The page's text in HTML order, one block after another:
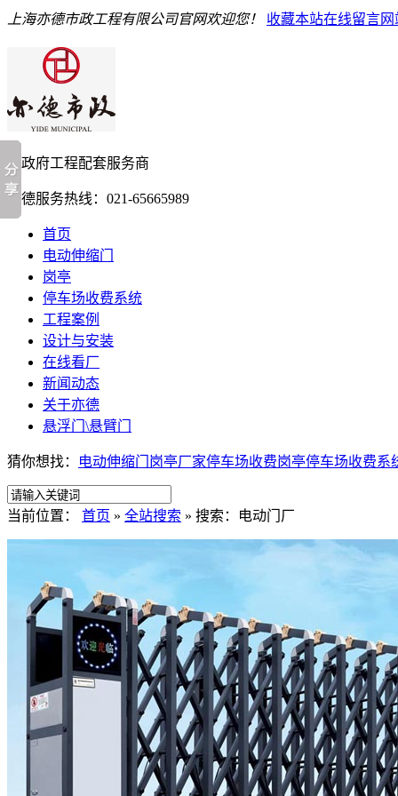
上海亦德市政工程有限公司官网欢迎您！ 收藏本站在线留言
亦德服务热线： 021-65665989
首页
电动伸缩门
岗亭
停车场收费系统
工程案例
设计与安装
在线看厂
新闻动态
关于亦德
悬浮门\悬臂门
猜你想找： 电动伸缩门 岗亭厂家停车场收费岗亭停车场收费系
当前位置： 首页 » 全站搜索 » 搜索：电动门厂